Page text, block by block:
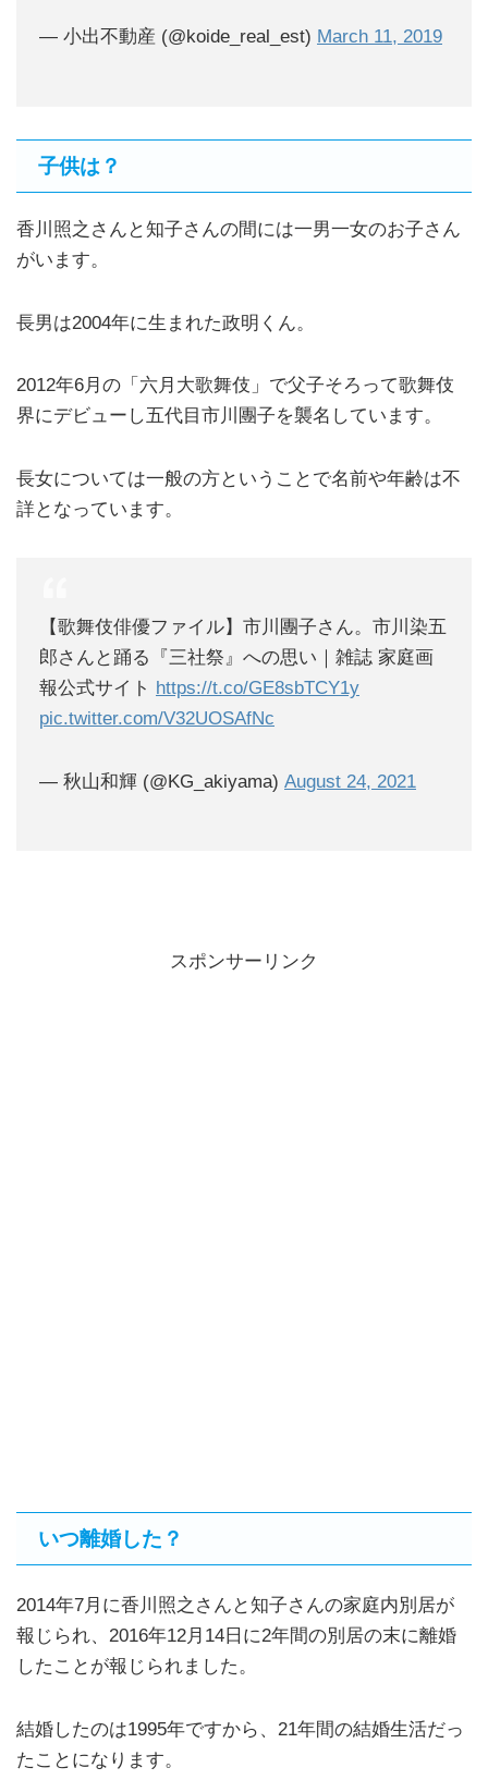
— 小出不動産 (@koide_real_est) March 11, 2019
子供は？
香川照之さんと知子さんの間には一男一女のお子さん
がいます。
長男は2004年に生まれた政明くん。
2012年6月の「六月大歌舞伎」で父子そろって歌舞伎
界にデビューし五代目市川團子を襲名しています。
長女については一般の方ということで名前や年齢は不
詳となっています。
【歌舞伎俳優ファイル】市川團子さん。市川染五
郎さんと踊る『三社祭』への思い｜雑誌 家庭画
報公式サイト https://t.co/GE8sbTCY1y
pic.twitter.com/V32UOSAfNc
— 秋山和輝 (@KG_akiyama) August 24, 2021
スポンサーリンク
いつ離婚した？
2014年7月に香川照之さんと知子さんの家庭内別居が
報じられ、2016年12月14日に2年間の別居の末に離婚
したことが報じられました。
結婚したのは1995年ですから、21年間の結婚生活だっ
たことになります。